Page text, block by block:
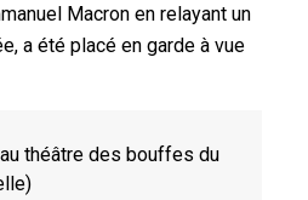
Macron en relayant un
a été placé en garde à vue
théâtre des bouffes du